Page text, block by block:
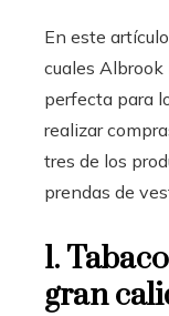
En este
cuales
perfecta para
realizar
tres de los
prendas de
1.
gran